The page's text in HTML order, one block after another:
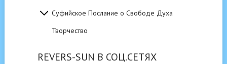
Суфийское Послание о Свободе Духа
Творчество
REVERS-SUN В СОЦ.СЕТЯХ